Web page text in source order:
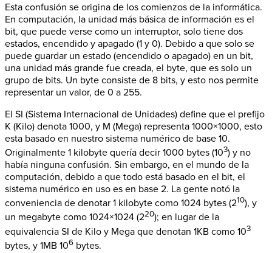
Esta confusión se origina de los comienzos de la informática.
En computación, la unidad más básica de información es el
bit, que puede verse como un interruptor, solo tiene dos
estados, encendido y apagado (1 y 0). Debido a que solo se
puede guardar un estado (encendido o apagado) en un bit,
una unidad más grande fue creada, el byte, que es solo un
grupo de bits. Un byte consiste de 8 bits, y esto nos permite
representar un valor, de 0 a 255.
El SI (Sistema Internacional de Unidades) define que el prefijo
K (Kilo) denota 1000, y M (Mega) representa 1000×1000, esto
esta basado en nuestro sistema numérico de base 10.
Originalmente 1 kilobyte quería decir 1000 bytes (103) y no
había ninguna confusión. Sin embargo, en el mundo de la
computación, debido a que todo está basado en el bit, el
sistema numérico en uso es en base 2. La gente notó la
conveniencia de denotar 1 kilobyte como 1024 bytes (210), y
un megabyte como 1024×1024 (220); en lugar de la
equivalencia SI de Kilo y Mega que denotan 1KB como 103
bytes, y 1MB 106 bytes.